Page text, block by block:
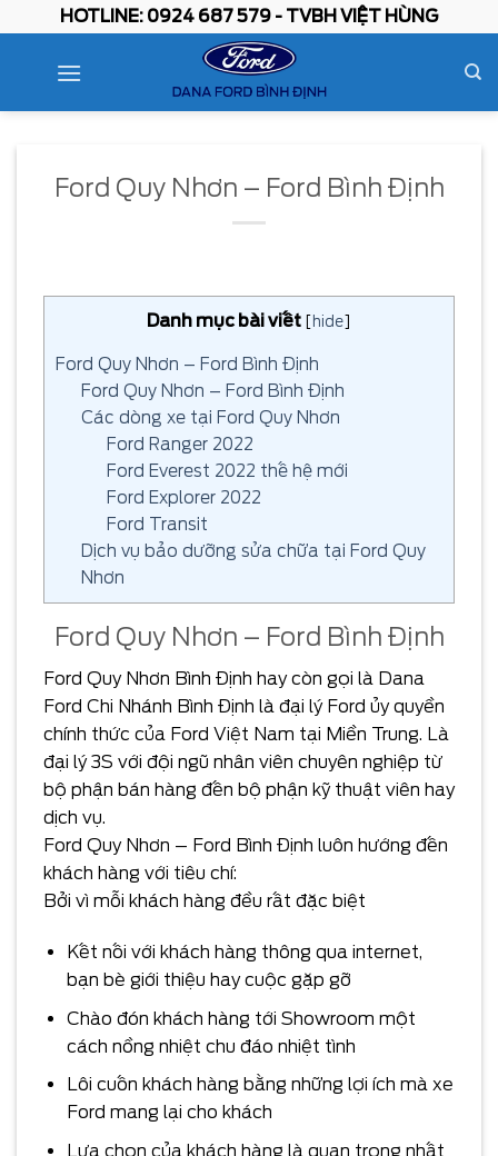
to
content
HOTLINE: 0924 687 579 - TVBH VIỆT HÙNG
Ford Quy Nhơn – Ford Bình Định
Danh mục bài viết [hide]
Ford Quy Nhơn – Ford Bình Định
Ford Quy Nhơn – Ford Bình Định
Các dòng xe tại Ford Quy Nhơn
Ford Ranger 2022
Ford Everest 2022 thế hệ mới
Ford Explorer 2022
Ford Transit
Dịch vụ bảo dưỡng sửa chữa tại Ford Quy
Nhơn
Ford Quy Nhơn – Ford Bình Định
Ford Quy Nhơn Bình Định hay còn gọi là Dana
Ford Chi Nhánh Bình Định là đại lý Ford ủy quyền
chính thức của Ford Việt Nam tại Miền Trung. Là
đại lý 3S với đội ngũ nhân viên chuyên nghiệp từ
bộ phận bán hàng đến bộ phận kỹ thuật viên hay
dịch vụ.
Ford Quy Nhơn – Ford Bình Định luôn hướng đến
khách hàng với tiêu chí:
Bởi vì mỗi khách hàng đều rất đặc biệt
Kết nối với khách hàng thông qua internet,
bạn bè giới thiệu hay cuộc gặp gỡ
Chào đón khách hàng tới Showroom một
cách nồng nhiệt chu đáo nhiệt tình
Lôi cuốn khách hàng bằng những lợi ích mà xe
Ford mang lại cho khách
Lựa chọn của khách hàng là quan trọng nhất